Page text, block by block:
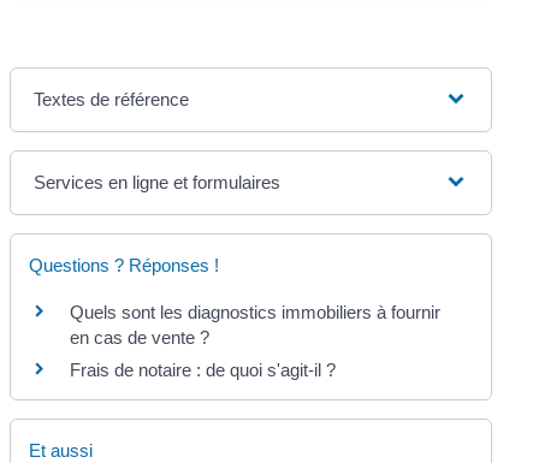
Textes de référence
Services en ligne et formulaires
Questions ? Réponses !
Quels sont les diagnostics immobiliers à fournir
en cas de vente ?
Frais de notaire : de quoi s'agit-il ?
Et aussi